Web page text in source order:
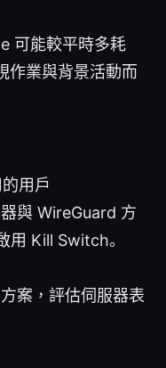
可能較平時多耗
作業與背景活動而
用戶
與 WireGuard 方
用 Kill Switch。
案，評估伺服器表